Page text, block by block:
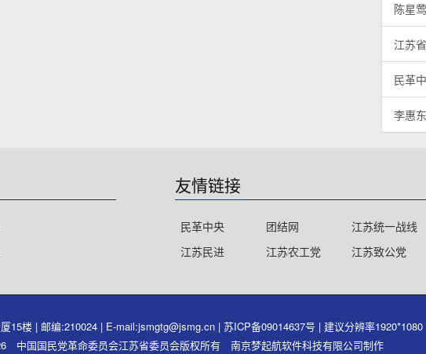
陈星
江苏
民革
李惠
友情链接
民革中央 团结网 江苏统一战线
江苏民进
江苏农工党 江苏致公党
15楼 | 邮编:210024 | E-mail:jsmgtg@jsmg.cn | 苏ICP备09014637号 | 建议分辨率1920*1080
中国国民党革命委员会江苏省委员会版权所有 南京梦起航软件科技有限公司制作